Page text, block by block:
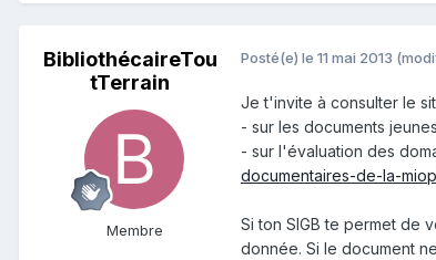
BibliothécaireTou
tTerrain
Membre
Posté(e) le 11 mai 2013
Je t'invite à consulter le
- sur les documents
- sur l'évaluation des
documentaires-de-la-
Si ton SIGB te permet de
donnée. Si le document